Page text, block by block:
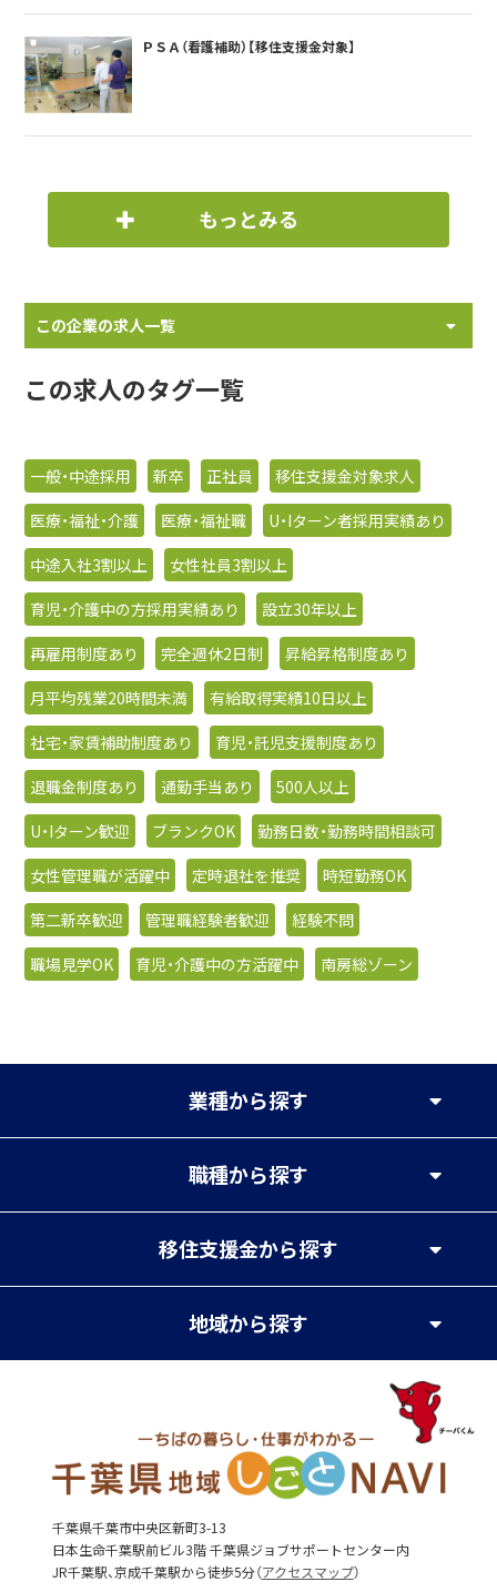
ＰＳＡ（看護補助）【移住支援金対象】
もっとみる
この企業の求人一覧
この求人のタグ一覧
一般・中途採用 新卒 正社員
移住支援金対象求人
医療・福祉・介護
医療・福祉職
U・Iターン者採用実績あり
中途入社3割以上
女性社員3割以上
育児・介護中の方採用実績あり
設立30年以上
再雇用制度あり
完全週休2日制
昇給昇格制度あり
月平均残業20時間未満
有給取得実績10日以上
社宅・家賃補助制度あり
育児・託児支援制度あり
退職金制度あり
通勤手当あり
500人以上
U・Iターン歓迎
ブランクOK
勤務日数・勤務時間相談可
女性管理職が活躍中
定時退社を推奨
時短勤務OK
第二新卒歓迎
管理職経験者歓迎
経験不問
職場見学OK
育児・介護中の方活躍中 南房総ゾーン
業種から探す
職種から探す
移住支援金から探す
地域から探す
千葉県千葉市中央区新町3-13
日本生命千葉駅前ビル3階 千葉県ジョブサポートセンター内
JR千葉駅、京成千葉駅から徒歩5分（アクセスマップ）